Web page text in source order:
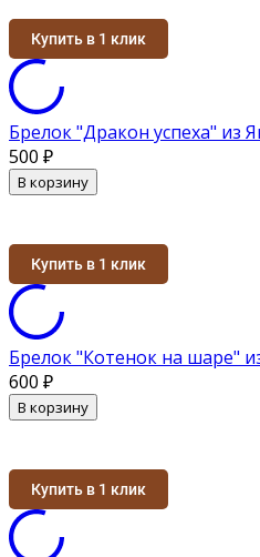
Купить в 1 клик
Брелок "Дракон успеха" из
500 ₽
В корзину
Купить в 1 клик
Брелок "Котенок на шаре"
600 ₽
В корзину
Купить в 1 клик